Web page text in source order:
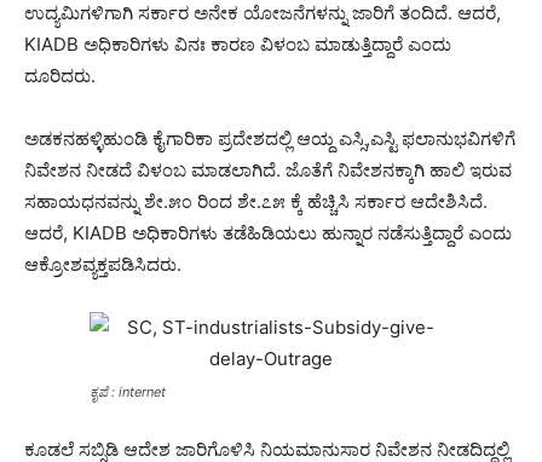
ಉದ್ಯಮಿಗಳಿಗಾಗಿ ಸರ್ಕಾರ ಅನೇಕ ಯೋಜನೆಗಳನ್ನು ಜಾರಿಗೆ ತಂದಿದೆ. ಆದರೆ,
KIADB ಅಧಿಕಾರಿಗಳು ವಿನಃ ಕಾರಣ ವಿಳಂಬ ಮಾಡುತ್ತಿದ್ದಾರೆ ಎಂದು
ದೂರಿದರು.
ಅಡಕನಹಳ್ಳಿಹುಂಡಿ ಕೈಗಾರಿಕಾ ಪ್ರದೇಶದಲ್ಲಿ ಆಯ್ದ ಎಸ್ಸಿ,ಎಸ್ಟಿ ಫಲಾನುಭವಿಗಳಿಗೆ
ನಿವೇಶನ ನೀಡದೆ ವಿಳಂಬ ಮಾಡಲಾಗಿದೆ. ಜೊತೆಗೆ ನಿವೇಶನಕ್ಕಾಗಿ ಹಾಲಿ ಇರುವ
ಸಹಾಯಧನವನ್ನು ಶೇ.೫೦ ರಿಂದ ಶೇ.೭೫ ಕ್ಕೆ ಹೆಚ್ಚಿಸಿ ಸರ್ಕಾರ ಆದೇಶಿಸಿದೆ.
ಆದರೆ, KIADB ಅಧಿಕಾರಿಗಳು ತಡೆಹಿಡಿಯಲು ಹುನ್ನಾರ ನಡೆಸುತ್ತಿದ್ದಾರೆ ಎಂದು
ಆಕ್ರೋಶವ್ಯಕ್ತಪಡಿಸಿದರು.
ಕೃಪೆ : internet
ಕೂಡಲೆ ಸಬ್ಸಿಡಿ ಆದೇಶ ಜಾರಿಗೊಳಿಸಿ ನಿಯಮಾನುಸಾರ ನಿವೇಶನ ನೀಡದಿದ್ದಲ್ಲಿ